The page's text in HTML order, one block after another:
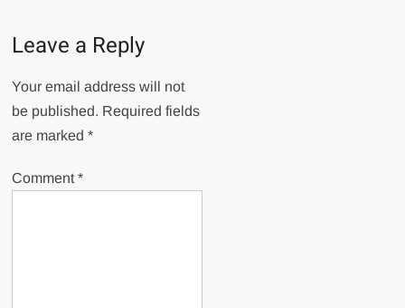
Leave a Reply
Your email address will not
be published. Required fields
are marked*
Comment*